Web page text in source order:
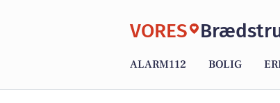
VORES
ALARM112 BOLIG